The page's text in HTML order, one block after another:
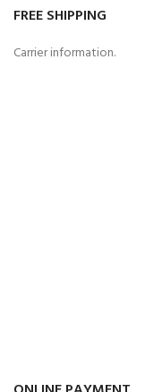
FREE SHIPPING
Carrier information.